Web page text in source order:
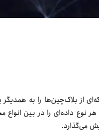
بلاک‌چین‌ها را به همدیگر
نوع داده‌ای را در بین
می‌گذارد.